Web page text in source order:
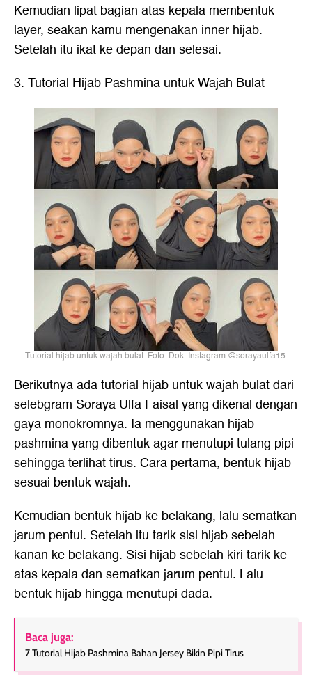
Kemudian lipat bagian atas kepala membentuk
layer, seakan kamu mengenakan inner hijab.
Setelah itu ikat ke depan dan selesai.
3. Tutorial Hijab Pashmina untuk Wajah Bulat
Tutorial hijab untuk wajah bulat. Foto: Dok. Instagram @sorayaulfa15.
Berikutnya adatutorial hijab untuk wajah bulatdari
selebgram Soraya Ulfa Faisal yang dikenal dengan
gaya monokromnya. Ia menggunakan hijab
pashmina yang dibentuk agar menutupi tulang pipi
sehingga terlihat tirus. Cara pertama, bentuk hijab
sesuai bentuk wajah.
Kemudian bentuk hijab ke belakang, lalu sematkan
jarum pentul. Setelah itu tarik sisi hijab sebelah
kanan ke belakang. Sisi hijab sebelah kiri tarik ke
atas kepala dan sematkan jarum pentul. Lalu
bentuk hijab hingga menutupi dada.
Baca juga:
7 Tutorial Hijab Pashmina Bahan Jersey Bikin Pipi Tirus